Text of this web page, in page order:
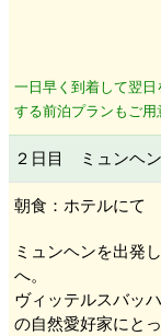
一日早く到着して翌
する前泊プランもご用
２日目 ミュンヘン
朝食：ホテルにて
ミュンヘンを出発
へ。
ヴィッテルスバッ
の自然愛好家にと